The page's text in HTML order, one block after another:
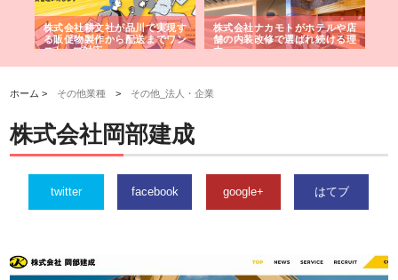
株式会社耕文社が品川で実現す
る販促物製作から配送までワン
ストップ対応
株式会社ナカモトがホテルや店
舗の内装改修で選ばれ続ける理
由
ホーム > その他業種 > その他_法人・企業
株式会社岡部建成
twitter facebook google+ はてブ